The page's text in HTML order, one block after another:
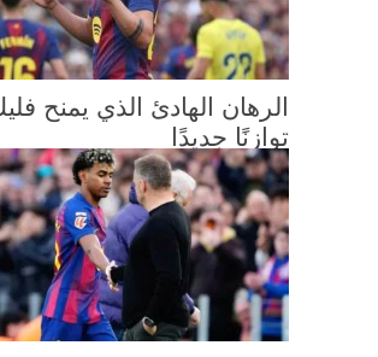
الرهان الهادئ الذي يمنح
توازنًا جديدًا